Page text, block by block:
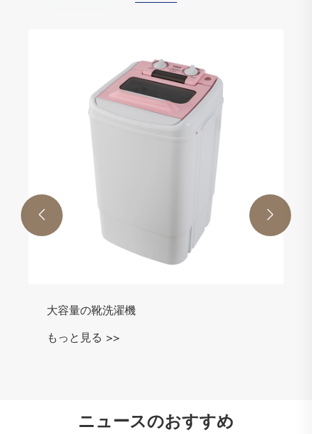
大容量の靴洗濯機
もっと見る >>
 
ニュースのおすすめ